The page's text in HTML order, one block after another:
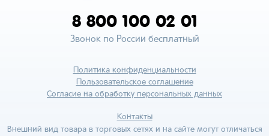
8 800 100 02 01
Звонок по России бесплатный
Политика конфиденциальности
Пользовательское соглашение
Согласие на обработку персональных данных
Контакты
Внешний вид товара в торговых сетях и на сайте могут отличаться